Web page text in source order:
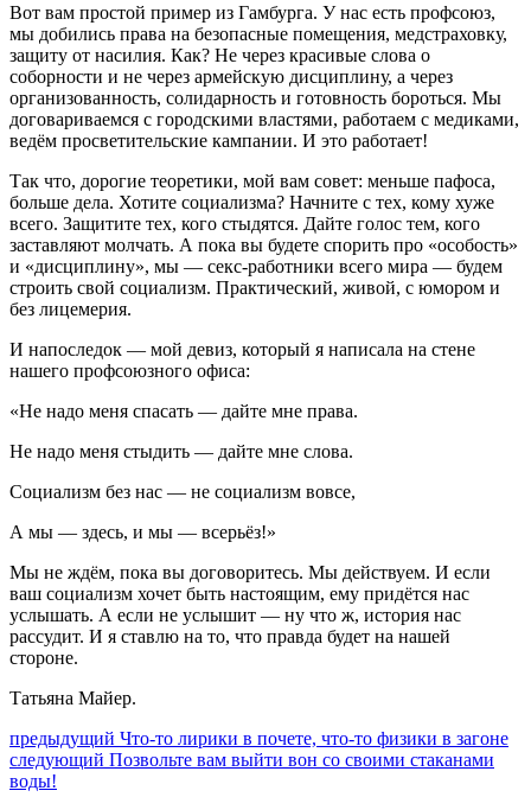
Вот вам простой пример из Гамбурга. У нас есть профсоюз,
мы добились права на безопасные помещения, медстраховку,
защиту от насилия. Как? Не через красивые слова о
соборности и не через армейскую дисциплину, а через
организованность, солидарность и готовность бороться. Мы
договариваемся с городскими властями, работаем с медиками,
ведём просветительские кампании. И это работает!
Так что, дорогие теоретики, мой вам совет: меньше пафоса,
больше дела. Хотите социализма? Начните с тех, кому хуже
всего. Защитите тех, кого стыдятся. Дайте голос тем, кого
заставляют молчать. А пока вы будете спорить про «особость»
и «дисциплину», мы — секс‑работники всего мира — будем
строить свой социализм. Практический, живой, с юмором и
без лицемерия.
И напоследок — мой девиз, который я написала на стене
нашего профсоюзного офиса:
«Не надо меня спасать — дайте мне права.
Не надо меня стыдить — дайте мне слова.
Социализм без нас — не социализм вовсе,
А мы — здесь, и мы — всерьёз!»
Мы не ждём, пока вы договоритесь. Мы действуем. И если
ваш социализм хочет быть настоящим, ему придётся нас
услышать. А если не услышит — ну что ж, история нас
рассудит. И я ставлю на то, что правда будет на нашей
стороне.
Татьяна Майер.
Навигация
по
предыдущий Предыдущий
пост:
Что-то лирики в почете, что-то физики в загоне
следующий Следующее
Позвольте вам выйти вон со своими стаканами
воды!